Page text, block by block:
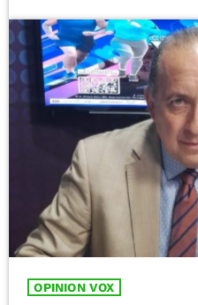
OPINION VOX